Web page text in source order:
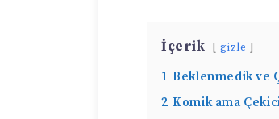
İçerik gizle
1 Beklenmedik ve
2 Komik ama